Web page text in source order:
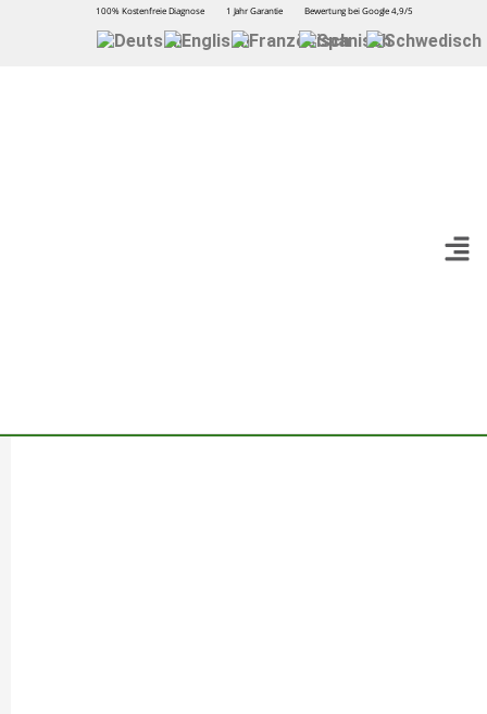
100% Kostenfreie Diagnose 1 Jahr Garantie Bewertung bei Google 4,9/5